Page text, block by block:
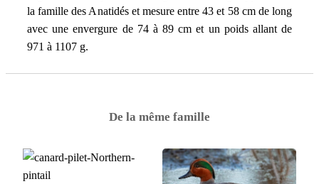
la famille des Anatidés et mesure entre 43 et 58 cm de long
avec une envergure de 74 à 89 cm et un poids allant de
971 à 1107 g.
De la même famille